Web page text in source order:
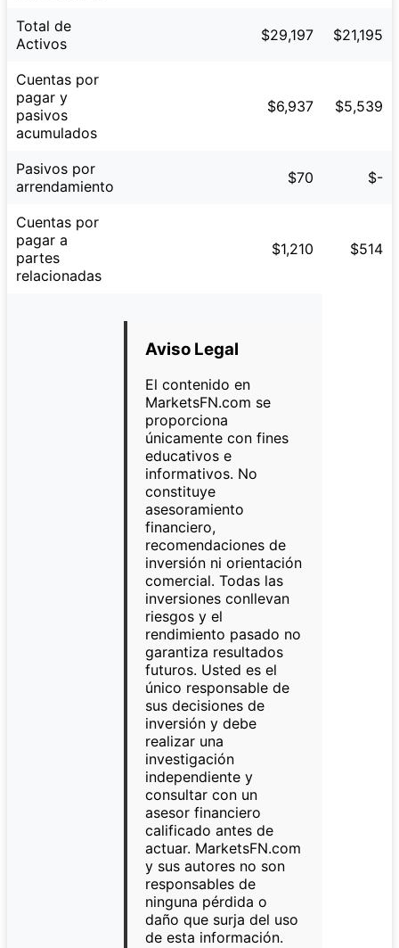
Total de
Activos
$29,197 $21,195
Cuentas por
pagar y
pasivos
acumulados
$6,937 $5,539
Pasivos por
arrendamiento
$70 $-
Cuentas por
pagar a
partes
relacionadas
$1,210 $514
Aviso Legal
El contenido en
MarketsFN.com se
proporciona
únicamente con fines
educativos e
informativos. No
constituye
asesoramiento
financiero,
recomendaciones de
inversión ni orientación
comercial. Todas las
inversiones conllevan
riesgos y el
rendimiento pasado no
garantiza resultados
futuros. Usted es el
único responsable de
sus decisiones de
inversión y debe
realizar una
investigación
independiente y
consultar con un
asesor financiero
calificado antes de
actuar. MarketsFN.com
y sus autores no son
responsables de
ninguna pérdida o
daño que surja del uso
de esta información.